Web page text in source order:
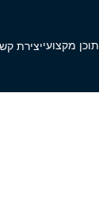
תוכן מקצועייצירת